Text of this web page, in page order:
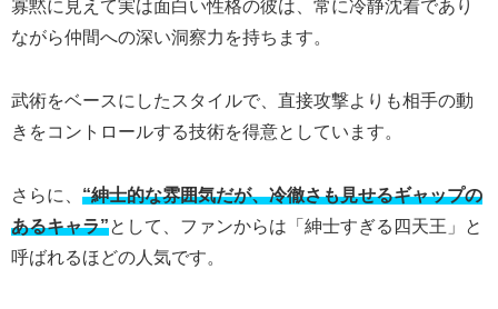
寡黙に見えて実は面白い性格の彼は、常に冷静沈着であり
ながら仲間への深い洞察力を持ちます。
武術をベースにしたスタイルで、直接攻撃よりも相手の動
きをコントロールする技術を得意としています。
さらに、 “紳士的な雰囲気だが、冷徹さも見せるギャップの
あるキャラ”として、ファンからは「紳士すぎる四天王」と
呼ばれるほどの人気です。